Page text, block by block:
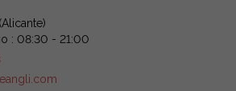
: 08:30 - 21:00